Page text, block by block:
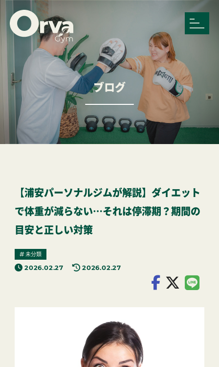
ブログ
【浦安パーソナルジムが解説】ダイエット
で体重が減らない…それは停滞期？期間の
目安と正しい対策
未分類
2026.02.27
2026.02.27